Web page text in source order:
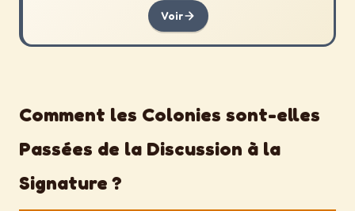
Voir
Comment les Colonies sont-elles
Passées de la Discussion à la
Signature ?